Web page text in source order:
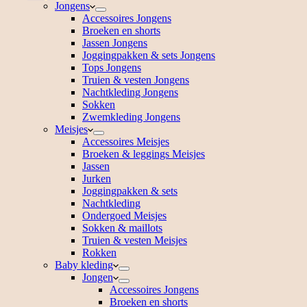
Jongens
Accessoires Jongens
Broeken en shorts
Jassen Jongens
Joggingpakken & sets Jongens
Tops Jongens
Truien & vesten Jongens
Nachtkleding Jongens
Sokken
Zwemkleding Jongens
Meisjes
Accessoires Meisjes
Broeken & leggings Meisjes
Jassen
Jurken
Joggingpakken & sets
Nachtkleding
Ondergoed Meisjes
Sokken & maillots
Truien & vesten Meisjes
Rokken
Baby kleding
Jongen
Accessoires Jongens
Broeken en shorts